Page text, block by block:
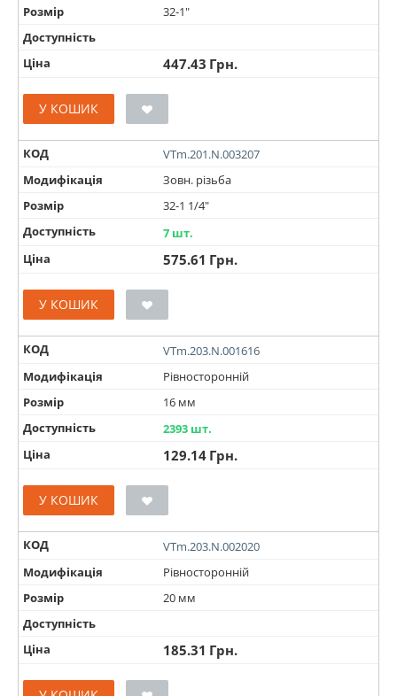
Розмір
32-1"
Доступність
Ціна
447.43 Грн.
У КОШИК
КОД
VTm.201.N.003207
Модифікація
Зовн. різьба
Розмір
32-1 1/4"
Доступність
7 шт.
Ціна
575.61 Грн.
У КОШИК
КОД
VTm.203.N.001616
Модифікація
Рівносторонній
Розмір
16 мм
Доступність
2393 шт.
Ціна
129.14 Грн.
У КОШИК
КОД
VTm.203.N.002020
Модифікація
Рівносторонній
Розмір
20 мм
Доступність
Ціна
185.31 Грн.